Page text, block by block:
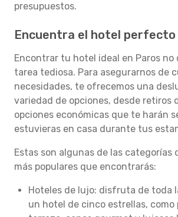
presupuestos.
Encuentra el hotel perfecto
Encontrar tu hotel ideal en Paros no
tarea tediosa. Para asegurarnos de
necesidades, te ofrecemos una
variedad de opciones, desde retiros
opciones económicas que te harán
estuvieras en casa durante tus
Estas son algunas de las categorías
más populares que encontrarás:
Hoteles de lujo: disfruta de toda
un hotel de cinco estrellas, como